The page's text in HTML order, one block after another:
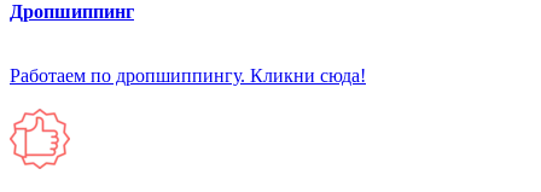
Дропшиппинг
Работаем по дропшиппингу. Кликни сюда!